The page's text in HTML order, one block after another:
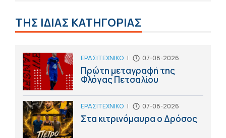
ΤΗΣ ΙΔΙΑΣ ΚΑΤΗΓΟΡΙΑΣ
ΕΡΑΣΙΤΕΧΝΙΚΟ | 07-08-2026
Πρώτη μεταγραφή της
Φλόγας Πετσαλίου
ΕΡΑΣΙΤΕΧΝΙΚΟ | 07-08-2026
Στα κιτρινόμαυρα ο Δρόσος